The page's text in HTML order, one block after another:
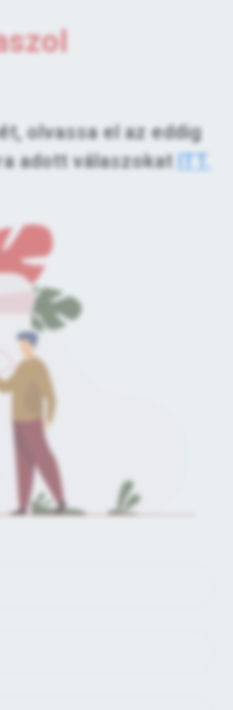
olvassa el az eddig
adott válaszokat ITT.